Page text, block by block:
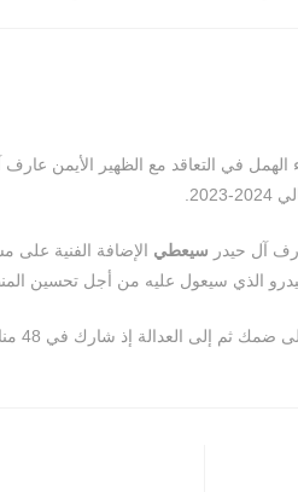
في التعاقد مع الظهير الأيمن عارف
آل حيدر سيعطي الإضافة الفنية على
الذي سيعول عليه من أجل تحسين
ونشأ